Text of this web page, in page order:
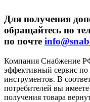
Для получения
обращайтесь по
по почте
Компания Снабжение
эффективный сервис
инструментов. В
потребителей вы
получения товара